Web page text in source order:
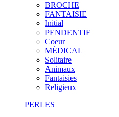
BROCHE
FANTAISIE
Initial
PENDENTIF
Coeur
MÉDICAL
Solitaire
Animaux
Fantaisies
Religieux
PERLES